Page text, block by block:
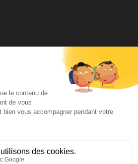
75015 Paris